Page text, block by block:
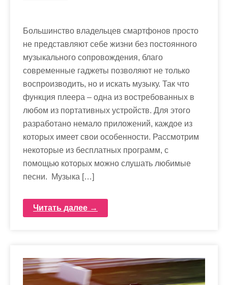
Большинство владельцев смартфонов просто
не представляют себе жизни без постоянного
музыкального сопровождения, благо
современные гаджеты позволяют не только
воспроизводить, но и искать музыку. Так что
функция плеера – одна из востребованных в
любом из портативных устройств. Для этого
разработано немало приложений, каждое из
которых имеет свои особенности. Рассмотрим
некоторые из бесплатных программ, с
помощью которых можно слушать любимые
песни. Музыка […]
Читать далее →